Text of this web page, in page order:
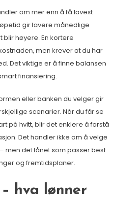
om mer enn å få lavest
gir lavere månedlige
høyere. En kortere
men krever at du har
Det viktige er å finne balansen
finansiering.
eller banken du velger gir
scenarier. Når du får se
på hvitt, blir det enklere å forstå
Det handler ikke om å velge
men det lånet som passer best
og fremtidsplaner.
hva lønner